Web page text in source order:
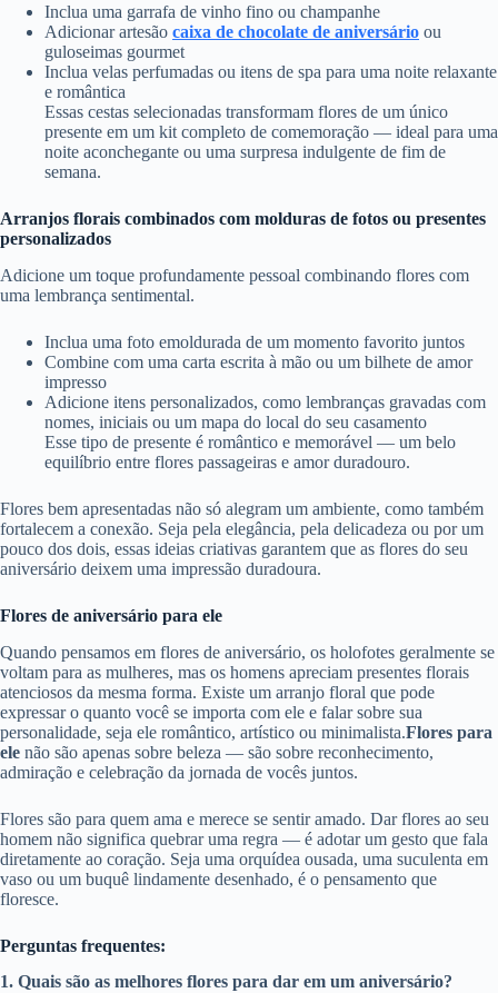
Inclua uma garrafa de vinho fino ou champanhe
Adicionar artesão caixa de chocolate de aniversário ou
guloseimas gourmet
Inclua velas perfumadas ou itens de spa para uma noite relaxante
e romântica
Essas cestas selecionadas transformam flores de um único
presente em um kit completo de comemoração — ideal para uma
noite aconchegante ou uma surpresa indulgente de fim de
semana.
Arranjos florais combinados com molduras de fotos ou presentes
personalizados
Adicione um toque profundamente pessoal combinando flores com
uma lembrança sentimental.
Inclua uma foto emoldurada de um momento favorito juntos
Combine com uma carta escrita à mão ou um bilhete de amor
impresso
Adicione itens personalizados, como lembranças gravadas com
nomes, iniciais ou um mapa do local do seu casamento
Esse tipo de presente é romântico e memorável — um belo
equilíbrio entre flores passageiras e amor duradouro.
Flores bem apresentadas não só alegram um ambiente, como também
fortalecem a conexão. Seja pela elegância, pela delicadeza ou por um
pouco dos dois, essas ideias criativas garantem que as flores do seu
aniversário deixem uma impressão duradoura.
Flores de aniversário para ele
Quando pensamos em flores de aniversário, os holofotes geralmente se
voltam para as mulheres, mas os homens apreciam presentes florais
atenciosos da mesma forma. Existe um arranjo floral que pode
expressar o quanto você se importa com ele e falar sobre sua
personalidade, seja ele romântico, artístico ou minimalista.Flores para
ele não são apenas sobre beleza — são sobre reconhecimento,
admiração e celebração da jornada de vocês juntos.
Flores são para quem ama e merece se sentir amado. Dar flores ao seu
homem não significa quebrar uma regra — é adotar um gesto que fala
diretamente ao coração. Seja uma orquídea ousada, uma suculenta em
vaso ou um buquê lindamente desenhado, é o pensamento que
floresce.
Perguntas frequentes:
1. Quais são as melhores flores para dar em um aniversário?